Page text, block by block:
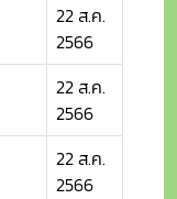
22 ส.ค.
2566
22 ส.ค.
2566
22 ส.ค.
2566